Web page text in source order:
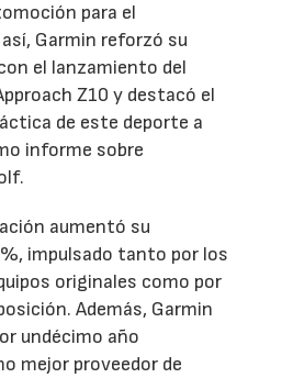
para el
Garmin reforzó su
el lanzamiento del
Z10 y destacó el
de este deporte a
informe sobre
aumentó su
impulsado tanto por los
originales como por
Además, Garmin
undécimo año
mejor proveedor de